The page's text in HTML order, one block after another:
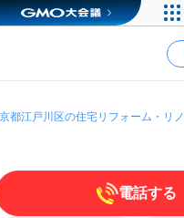
都江戸川区の住宅リフォーム・リ
電話する